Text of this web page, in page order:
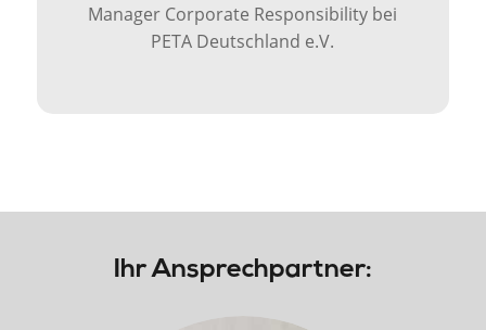
Manager Corporate Responsibility bei
PETA Deutschland e.V.
Ihr Ansprechpartner: